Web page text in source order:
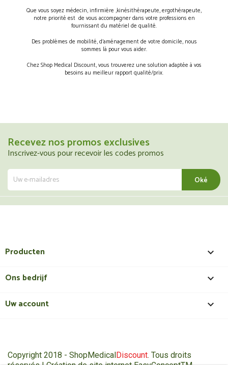
Que vous soyez médecin, infirmière ,kinésithérapeute, ergothérapeute,
notre priorité est de vous accompagner dans votre professions en
fournissant du matériel de qualité.
Des problèmes de mobilité, d’aménagement de votre domicile, nous
sommes là pour vous aider.
Chez Shop Medical Discount, vous trouverez une solution adaptée à vos
besoins au meilleur rapport qualité/prix.
Recevez nos promos exclusives
Inscrivez-vous pour recevoir les codes promos
Producten 
Ons bedrijf 
Uw account 
Copyright 2018 - ShopMedicalDiscount. Tous droits